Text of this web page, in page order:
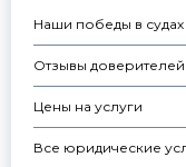
Наши победы в судах
Отзывы доверителей
Цены на услуги
Все юридические